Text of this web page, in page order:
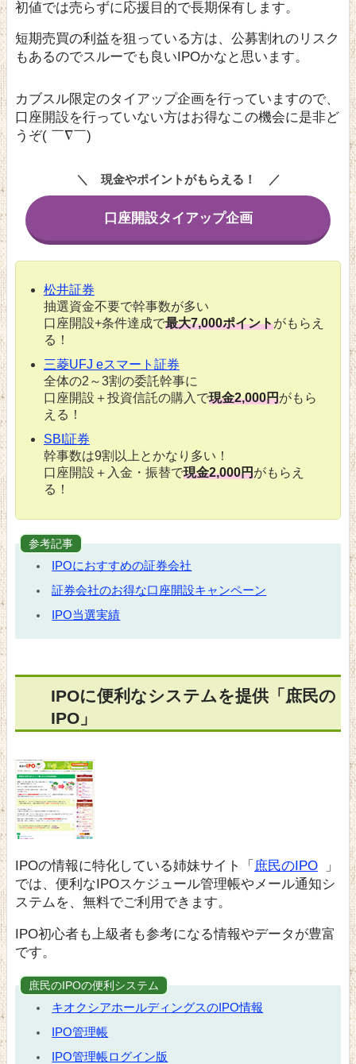
初値では売らずに応援目的で長期保有します。
短期売買の利益を狙っている方は、公募割れのリスク
もあるのでスルーでも良いIPOかなと思います。
カブスル限定のタイアップ企画を行っていますので、
口座開設を行っていない方はお得なこの機会に是非ど
うぞ( ￣∇￣)
口座開設タイアップ企画
現金やポイントがもらえる！
松井証券
抽選資金不要で幹事数が多い
口座開設+条件達成で最大7,000ポイントがもらえ
る！
三菱UFJ eスマート証券
全体の2～3割の委託幹事に
口座開設＋投資信託の購入で現金2,000円がもら
える！
SBI証券
幹事数は9割以上とかなり多い！
口座開設＋入金・振替で現金2,000円がもらえ
る！
参考記事
IPOにおすすめの証券会社
証券会社のお得な口座開設キャンペーン
IPO当選実績
IPOに便利なシステムを提供「庶民の
IPO」
IPOの情報に特化している姉妹サイト「 庶民のIPO
」
では、便利なIPOスケジュール管理帳やメール通知シ
ステムを、無料でご利用できます。
IPO初心者も上級者も参考になる情報やデータが豊富
です。
庶民のIPOの便利システム
キオクシアホールディングスのIPO情報
IPO管理帳
IPO管理帳ログイン版